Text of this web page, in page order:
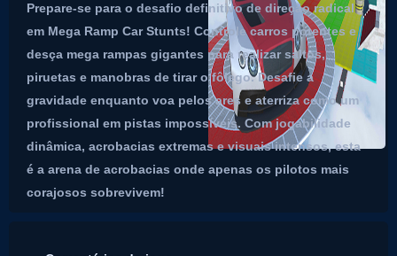
Prepare-se para o desafio definitivo de direção radical
em Mega Ramp Car Stunts! Controle carros potentes e
desça mega rampas gigantes para realizar saltos,
piruetas e manobras de tirar o fôlego. Desafie a
gravidade enquanto voa pelos ares e aterriza como um
profissional em pistas impossíveis. Com jogabilidade
dinâmica, acrobacias extremas e visuais intensos, esta
é a arena de acrobacias onde apenas os pilotos mais
corajosos sobrevivem!